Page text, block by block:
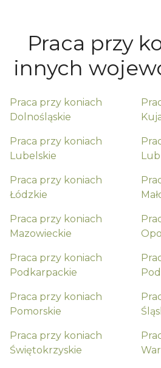
Praca przy
innych
Praca przy koniach
Dolnośląskie
Praca przy koniach
Lubelskie
Praca przy koniach
Łódzkie
Praca przy koniach
Mazowieckie
Praca przy koniach
Podkarpackie
Praca przy koniach
Pomorskie
Praca przy koniach
Świętokrzyskie